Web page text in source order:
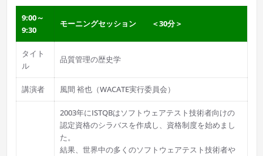
9:00～
9:30
モーニングセッション ＜30分＞
タイト
ル
品質管理の歴史学
講演者 風間 裕也（WACATE実行委員会）
2003年にISTQBはソフトウェアテスト技術者向けの
認定資格のシラバスを作成し、資格制度を始めまし
た。
結果、世界中の多くのソフトウェアテスト技術者や